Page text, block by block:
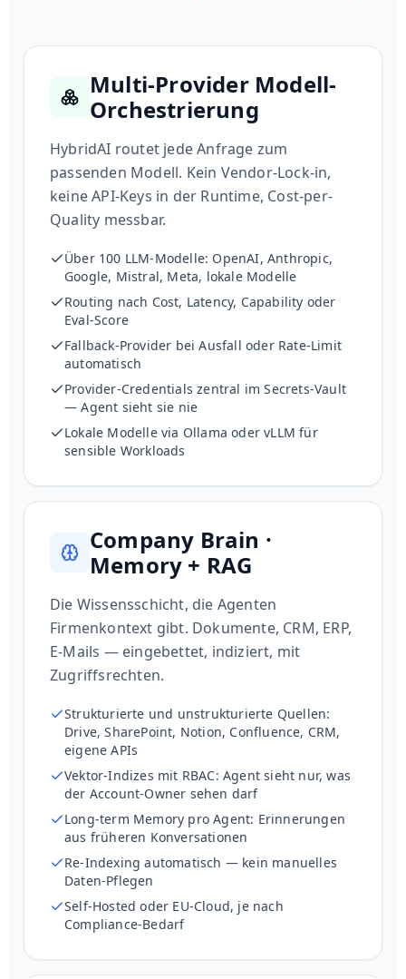
Multi-Provider Modell-
Orchestrierung
HybridAI routet jede Anfrage zum
passenden Modell. Kein Vendor-Lock-in,
keine API-Keys in der Runtime, Cost-per-
Quality messbar.
Über 100 LLM-Modelle: OpenAI, Anthropic,
Google, Mistral, Meta, lokale Modelle
Routing nach Cost, Latency, Capability oder
Eval-Score
Fallback-Provider bei Ausfall oder Rate-Limit
automatisch
Provider-Credentials zentral im Secrets-Vault
— Agent sieht sie nie
Lokale Modelle via Ollama oder vLLM für
sensible Workloads
Company Brain ·
Memory + RAG
Die Wissensschicht, die Agenten
Firmenkontext gibt. Dokumente, CRM, ERP,
E-Mails — eingebettet, indiziert, mit
Zugriffsrechten.
Strukturierte und unstrukturierte Quellen:
Drive, SharePoint, Notion, Confluence, CRM,
eigene APIs
Vektor-Indizes mit RBAC: Agent sieht nur, was
der Account-Owner sehen darf
Long-term Memory pro Agent: Erinnerungen
aus früheren Konversationen
Re-Indexing automatisch — kein manuelles
Daten-Pflegen
Self-Hosted oder EU-Cloud, je nach
Compliance-Bedarf